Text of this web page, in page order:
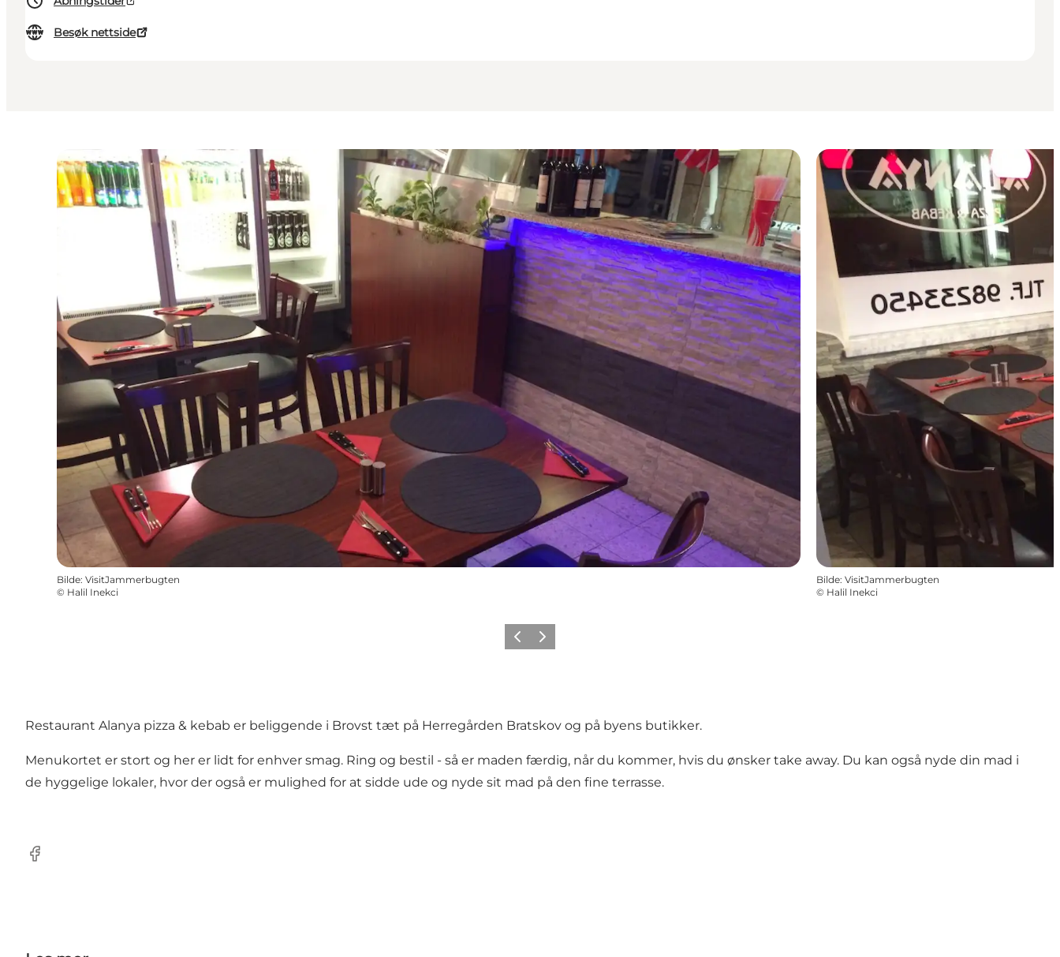
Besøk nettside
Bilde: VisitJammerbugten
© Halil Inekci
Bilde: VisitJammerbugten
© Halil Inekci
ForrigeNeste
Restaurant Alanya pizza & kebab er beliggende i Brovst tæt på Herregården Bratskov og på byens butikker.
Menukortet er stort og her er lidt for enhver smag. Ring og bestil - så er maden færdig, når du kommer, hvis du ønsker take away. Du kan også nyde din mad i
de hyggelige lokaler, hvor der også er mulighed for at sidde ude og nyde sit mad på den fine terrasse.
Facebook